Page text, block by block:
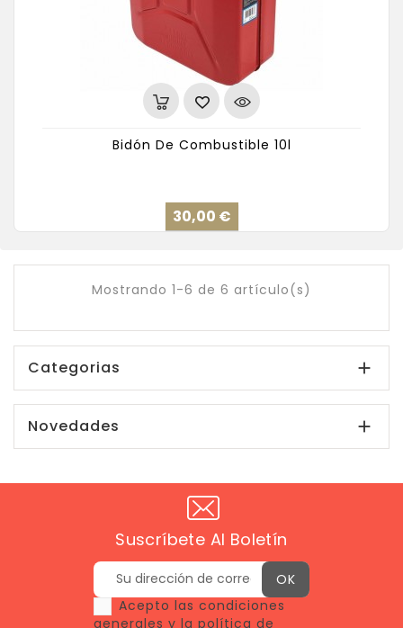
Bidón De Combustible 10l
30,00 €
Mostrando 1-6 de 6 artículo(s)
Categorias 
Novedades 
Suscríbete Al Boletín
Acepto las condiciones
generales y la política de